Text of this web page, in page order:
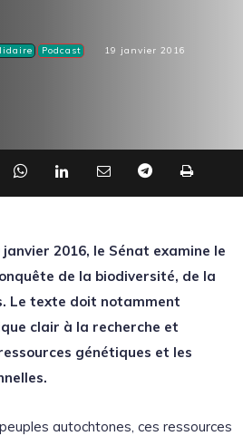
Podcast 19 janvier 2016
2016, le Sénat examine le
de la biodiversité, de la
Le texte doit notamment
clair à la recherche et
génétiques et les
autochtones, ces ressources